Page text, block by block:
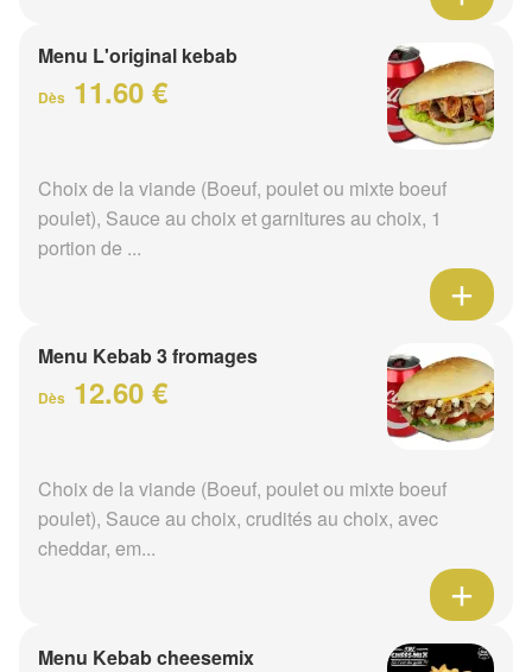
Menu L'original kebab
Dès 11.60 €
Choix de la viande (Boeuf, poulet ou mixte boeuf
poulet), Sauce au choix et garnitures au choix, 1
portion de ...
Menu Kebab 3 fromages
Dès 12.60 €
Choix de la viande (Boeuf, poulet ou mixte boeuf
poulet), Sauce au choix, crudités au choix, avec
cheddar, em...
Menu Kebab cheesemix